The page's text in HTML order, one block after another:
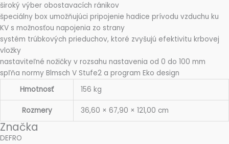
široký výber obostavacích ránikov
špeciálny box umožňujúci pripojenie hadice prívodu vzduchu ku
KV s možnosťou napojenia zo strany
systém trúbkových prieduchov, ktoré zvyšujú efektivitu krbovej
vložky
nastaviteľné nožičky v rozsahu nastavenia od 0 do 100 mm
spľňa normy Blmsch V Stufe2 a program Eko design
Hmotnosť
156 kg
Rozmery 36,60 × 67,90 × 121,00 cm
Značka
DEFRO